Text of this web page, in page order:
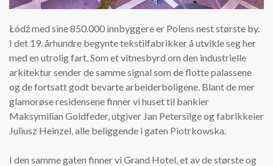
Łódź med sine 850.000 innbyggere er Polens nest største by.
I det 19. århundre begynte tekstilfabrikker å utvikle seg her
med en utrolig fart. Som et vitnesbyrd om den industrielle
arkitektur sender de samme signal som de flotte palassene
og de fortsatt godt bevarte arbeiderboligene. Blant de mer
glamorøse residensene finner vi huset til bankier
Maksymilian Goldfeder, utgiver Jan Petersilge og fabrikkeier
Juliusz Heinzel, alle beliggende i gaten Piotrkowska.
I den samme gaten finner vi Grand Hotel, et av de største og